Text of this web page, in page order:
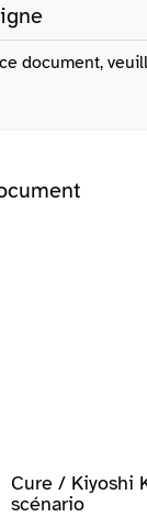
document,
Cure / Kiyoshi
scénario